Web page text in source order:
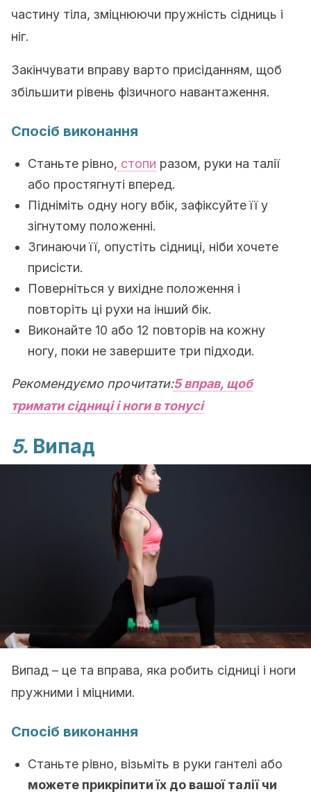
частину тіла, зміцнюючи пружність сідниць і
ніг.
Закінчувати вправу варто присіданням, щоб
збільшити рівень фізичного навантаження.
Спосіб виконання
Станьте рівно, стопи разом, руки на талії
або простягнуті вперед.
Підніміть одну ногу вбік, зафіксуйте її у
зігнутому положенні.
Згинаючи її, опустіть сідниці, ніби хочете
присісти.
Поверніться у вихідне положення і
повторіть ці рухи на інший бік.
Виконайте 10 або 12 повторів на кожну
ногу, поки не завершите три підходи.
Рекомендуємо прочитати:5 вправ, щоб
тримати сідниці і ноги в тонусі
5. Випад
Випад – це та вправа, яка робить сідниці і ноги
пружними і міцними.
Спосіб виконання
Станьте рівно, візьміть в руки гантелі або
можете прикріпити їх до вашої талії чи